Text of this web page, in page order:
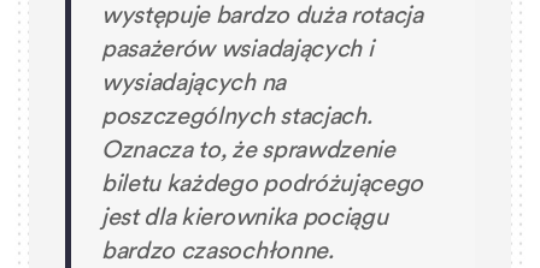
występuje bardzo duża rotacja
pasażerów wsiadających i
wysiadających na
poszczególnych stacjach.
Oznacza to, że sprawdzenie
biletu każdego podróżującego
jest dla kierownika pociągu
bardzo czasochłonne.